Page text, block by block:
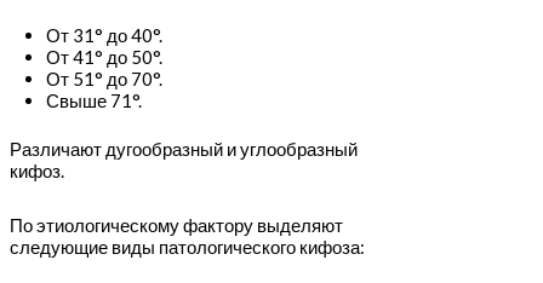
От 31° до 40°.
От 41° до 50°.
От 51° до 70°.
Свыше 71°.
Различают дугообразный и углообразный
кифоз.
По этиологическому фактору выделяют
следующие виды патологического кифоза: